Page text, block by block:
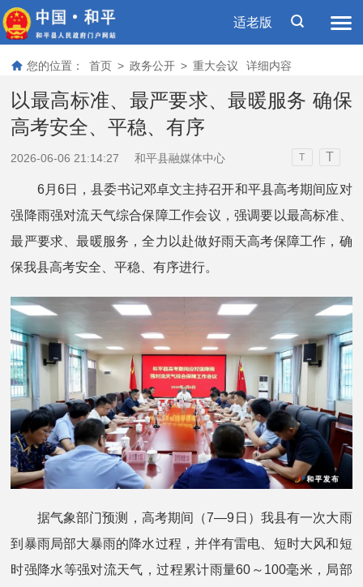
适老版
您的位置： 首页 > 政务公开 > 重大会议 详细内容
以最高标准、最严要求、最暖服务 确保
高考安全、平稳、有序
2026-06-06 21:14:27 和平县融媒体中心 T T
6月6日，县委书记邓卓文主持召开和平县高考期间应对
强降雨强对流天气综合保障工作会议，强调要以最高标准、
最严要求、最暖服务，全力以赴做好雨天高考保障工作，确
保我县高考安全、平稳、有序进行。
据气象部门预测，高考期间（7—9日）我县有一次大雨
到暴雨局部大暴雨的降水过程，并伴有雷电、短时大风和短
时强降水等强对流天气，过程累计雨量60～100毫米，局部